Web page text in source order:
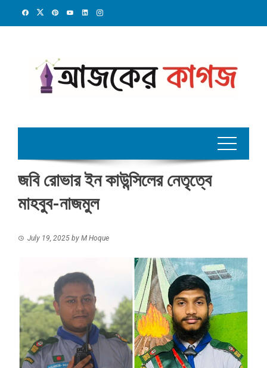
জবি রোভার ইন কাউন্সিলের নেতৃত্বে
মাহবুব-নাজমুল
July 19, 2025 by M Hoque